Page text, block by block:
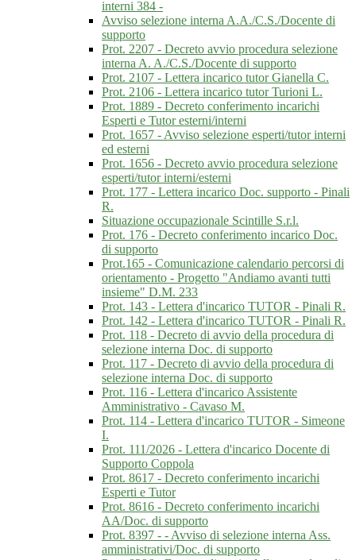
interni 384 -
Avviso selezione interna A.A./C.S./Docente di
supporto
Prot. 2207 - Decreto avvio procedura selezione
interna A. A./C.S./Docente di supporto
Prot. 2107 - Lettera incarico tutor Gianella C.
Prot. 2106 - Lettera incarico tutor Turioni L.
Prot. 1889 - Decreto conferimento incarichi
Esperti e Tutor esterni/interni
Prot. 1657 - Avviso selezione esperti/tutor interni
ed esterni
Prot. 1656 - Decreto avvio procedura selezione
esperti/tutor interni/esterni
Prot. 177 - Lettera incarico Doc. supporto - Pinali
R.
Situazione occupazionale Scintille S.r.l.
Prot. 176 - Decreto conferimento incarico Doc.
di supporto
Prot.165 - Comunicazione calendario percorsi di
orientamento - Progetto "Andiamo avanti tutti
insieme" D.M. 233
Prot. 143 - Lettera d'incarico TUTOR - Pinali R.
Prot. 142 - Lettera d'incarico TUTOR - Pinali R.
Prot. 118 - Decreto di avvio della procedura di
selezione interna Doc. di supporto
Prot. 117 - Decreto di avvio della procedura di
selezione interna Doc. di supporto
Prot. 116 - Lettera d'incarico Assistente
Amministrativo - Cavaso M.
Prot. 114 - Lettera d'incarico TUTOR - Simeone
I.
Prot. 111/2026 - Lettera d'incarico Docente di
Supporto Coppola
Prot. 8617 - Decreto conferimento incarichi
Esperti e Tutor
Prot. 8616 - Decreto conferimento incarichi
AA/Doc. di supporto
Prot. 8397 - - Avviso di selezione interna Ass.
amministrativi/Doc. di supporto